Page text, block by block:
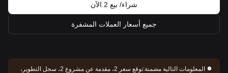
شراء/ بيع 2 الآن
جميع أسعار العملات المشفرة
المعلومات التالية مضمنة:
توقع سعر 2، مقدمة عن مشروع 2، سجل التطوير،